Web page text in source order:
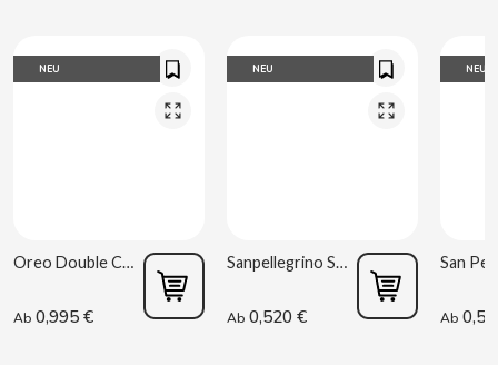
COLA CAO
COOKIE POP & CANDY POP
NEU
Oreo Double Cream 170 g
Ab 0,995 €
NEU
Sanpellegrino Sauerorange 33 cl
Ab 0,520 €
NEU
Ab